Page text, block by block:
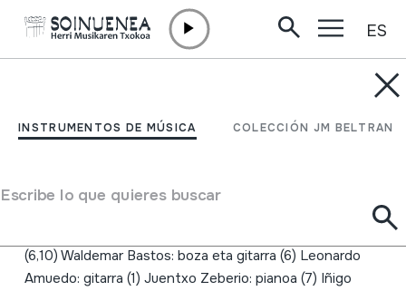
INSTRUMENTOS DE MÚSICA COLECCIÓN JM BELTRAN
Escribe lo que quieres buscar
ES
10 tanta
Alos quartet Xabier Zeberio: biolina, nyckelharpa
(6,10) Waldemar Bastos: boza eta gitarra (6) Leonardo
Amuedo: gitarra (1) Juentxo Zeberio: pianoa (7) Iñigo